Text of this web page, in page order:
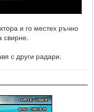
и го местех ръчно
свирне.
с други радари.